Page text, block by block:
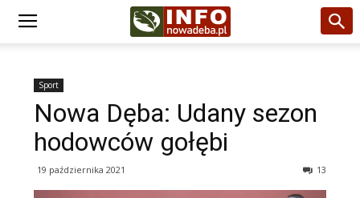
Sport
Nowa Dęba: Udany sezon
hodowców gołębi
19 października 2021 13